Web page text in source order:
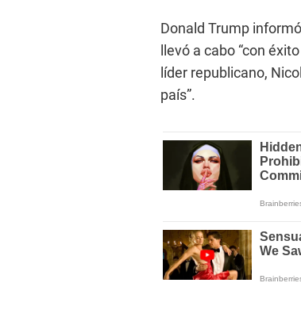
Donald Trump
llevó a cabo “con
líder republicano,
país”.